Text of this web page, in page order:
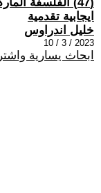
ايجابية تقدمية
خليل اندراوس
2023 / 3 / 10
ابحاث يسارية